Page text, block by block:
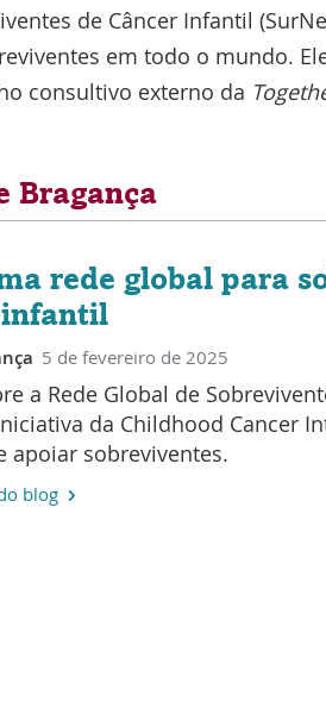
de Câncer Infantil
em todo o mundo.
consultivo externo da
Bragança
rede global para
infantil
5 de fevereiro de 2025
a Rede Global de
da Childhood Cancer
apoiar sobreviventes.
blog